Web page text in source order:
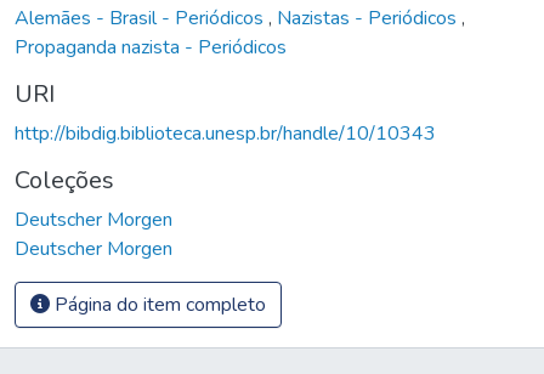
Alemães - Brasil - Periódicos , Nazistas - Periódicos ,
Propaganda nazista - Periódicos
URI
http://bibdig.biblioteca.unesp.br/handle/10/10343
Coleções
Deutscher Morgen
Deutscher Morgen
Página do item completo